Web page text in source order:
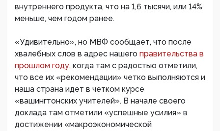
внутреннего продукта, что на 1,6 тысячи, или 14%
меньше, чем годом ранее.
«Удивительно», но МВФ сообщает, что после
хвалебных слов в адрес нашего правительства в
прошлом году, когда там с радостью отметили,
что все их «рекомендации» четко выполняются и
наша страна идет в четком курсе
«вашингтонских учителей». В начале своего
доклада там отметили «успешные усилия» в
достижении «макроэкономической